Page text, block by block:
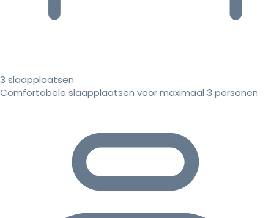
3 slaapplaatsen
Comfortabele slaapplaatsen voor maximaal 3 personen